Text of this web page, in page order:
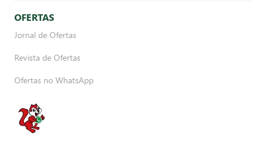
OFERTAS
Jornal de Ofertas
Revista de Ofertas
Ofertas no WhatsApp